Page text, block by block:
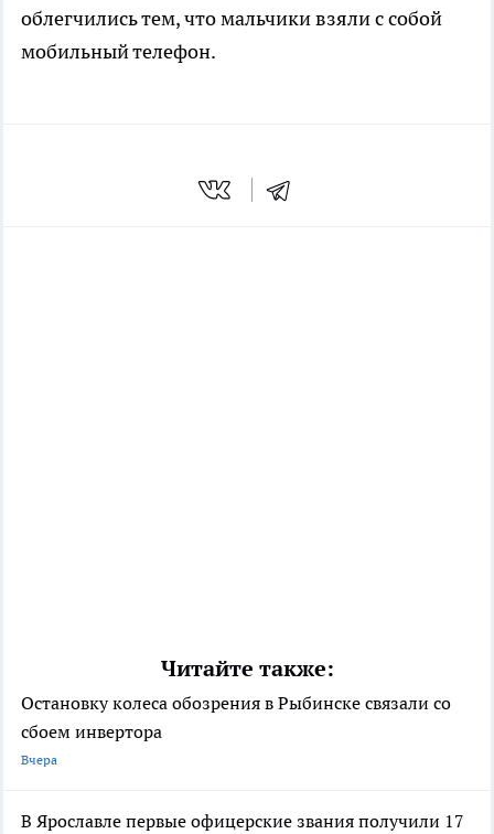
облегчились тем, что мальчики взяли с собой
мобильный телефон.
Читайте также:
Остановку колеса обозрения в Рыбинске связали со
сбоем инвертора
Вчера
В Ярославле первые офицерские звания получили 17